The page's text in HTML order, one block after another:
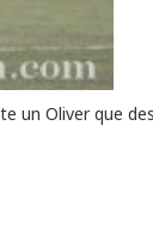
un Oliver que